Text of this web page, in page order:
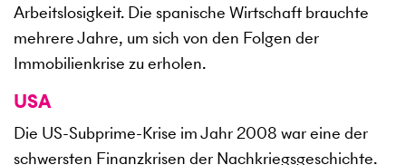
Arbeitslosigkeit. Die spanische Wirtschaft brauchte
mehrere Jahre, um sich von den Folgen der
Immobilienkrise zu erholen.
USA
Die US-Subprime-Krise im Jahr 2008 war eine der
schwersten Finanzkrisen der Nachkriegsgeschichte.